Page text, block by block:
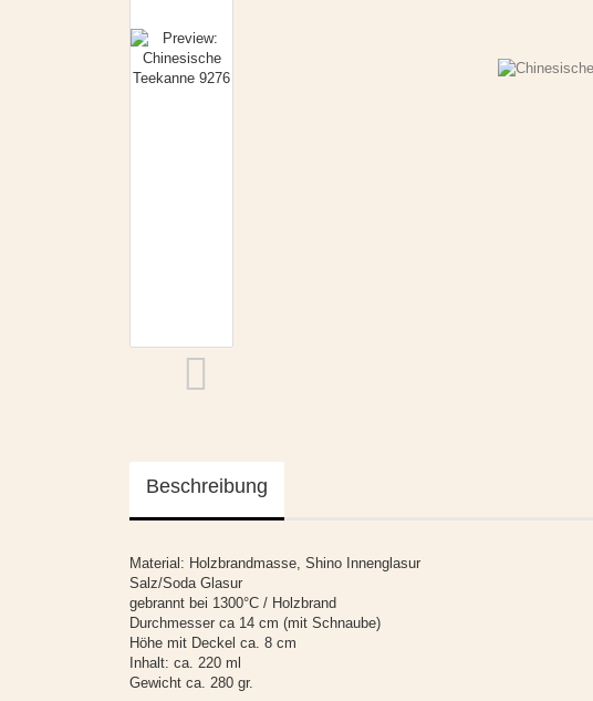
Beschreibung
Material: Holzbrandmasse, Shino Innenglasur
Salz/Soda Glasur
gebrannt bei 1300°C / Holzbrand
Durchmesser ca 14 cm (mit Schnaube)
Höhe mit Deckel ca. 8 cm
Inhalt: ca. 220 ml
Gewicht ca. 280 gr.